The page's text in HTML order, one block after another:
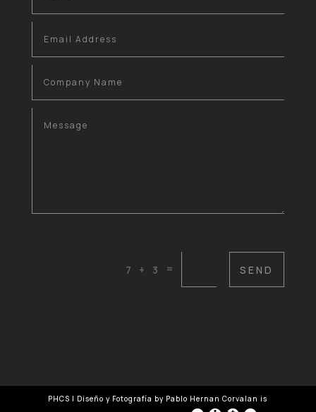
7 + 3 = SEND
PHCS | Diseño y Fotografía by Pablo Hernan Corvalan is